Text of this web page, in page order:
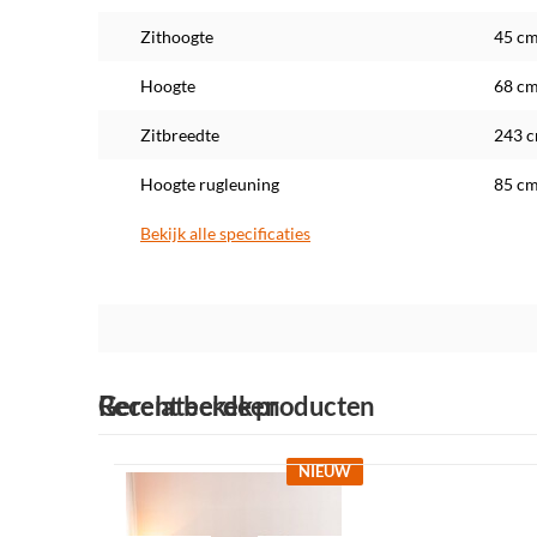
Zithoogte 45 cm
Hoogte 68 cm
Zitbreedte 243
Hoogte rugleuning 85 cm
Bekijk alle specificaties
Gerelateerde producten
Recent bekeken
NIEUW